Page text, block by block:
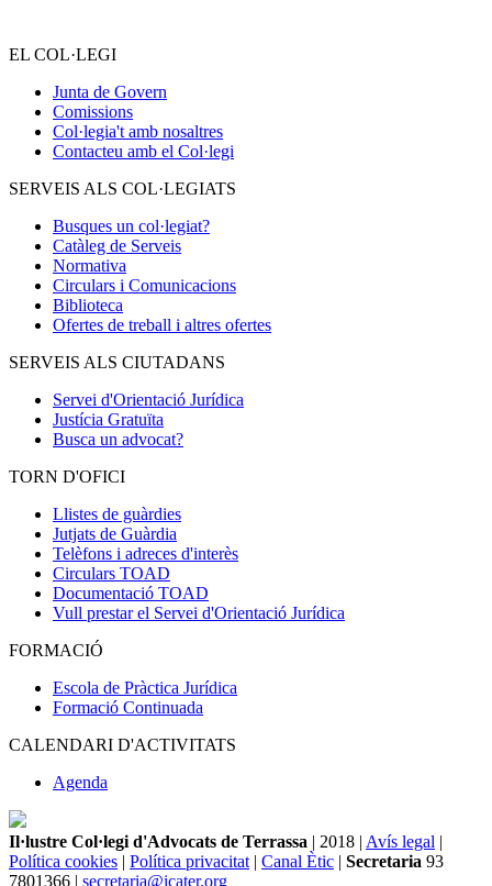
EL COL·LEGI
Junta de Govern
Comissions
Col·legia't amb nosaltres
Contacteu amb el Col·legi
SERVEIS ALS COL·LEGIATS
Busques un col·legiat?
Catàleg de Serveis
Normativa
Circulars i Comunicacions
Biblioteca
Ofertes de treball i altres ofertes
SERVEIS ALS CIUTADANS
Servei d'Orientació Jurídica
Justícia Gratuïta
Busca un advocat?
TORN D'OFICI
Llistes de guàrdies
Jutjats de Guàrdia
Telèfons i adreces d'interès
Circulars TOAD
Documentació TOAD
Vull prestar el Servei d'Orientació Jurídica
FORMACIÓ
Escola de Pràctica Jurídica
Formació Continuada
CALENDARI D'ACTIVITATS
Agenda
Il·lustre Col·legi d'Advocats de Terrassa | 2018 | Avís legal |
Política cookies | Política privacitat | Canal Ètic | Secretaria 93
7801366 | secretaria@icater.org